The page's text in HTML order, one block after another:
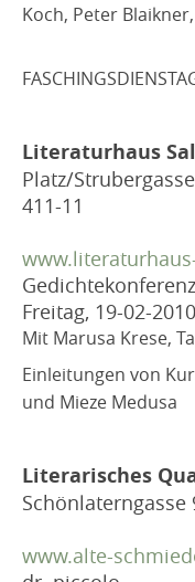
Koch, Peter
Literaturhaus
Platz/
411-11
Gedichtekonferenz
Freitag, 19-02-2010
Mit Marusa Krese,
Einleitungen von
und Mieze Medusa
Literarisches
Schönlaterngasse
www.alte-